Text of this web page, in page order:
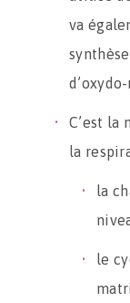
va
C’est la
la
la
le